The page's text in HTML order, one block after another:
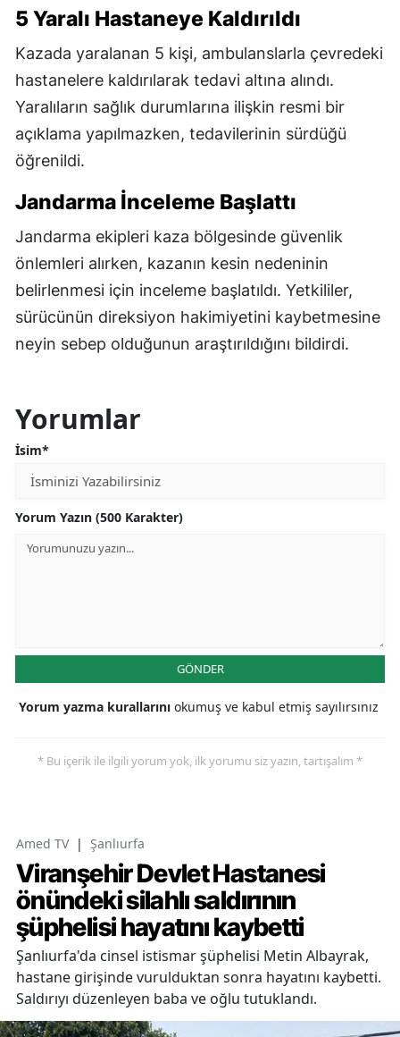
5 Yaralı Hastaneye Kaldırıldı
Kazada yaralanan 5 kişi, ambulanslarla çevredeki
hastanelere kaldırılarak tedavi altına alındı.
Yaralıların sağlık durumlarına ilişkin resmi bir
açıklama yapılmazken, tedavilerinin sürdüğü
öğrenildi.
Jandarma İnceleme Başlattı
Jandarma ekipleri kaza bölgesinde güvenlik
önlemleri alırken, kazanın kesin nedeninin
belirlenmesi için inceleme başlatıldı. Yetkililer,
sürücünün direksiyon hakimiyetini kaybetmesine
neyin sebep olduğunun araştırıldığını bildirdi.
Yorumlar
İsim*
Yorum Yazın (500 Karakter)
GÖNDER
Yorum yazma kurallarını okumuş ve kabul etmiş sayılırsınız
* Bu içerik ile ilgili yorum yok, ilk yorumu siz yazın, tartışalım *
Amed TV | Şanlıurfa
Viranşehir Devlet Hastanesi
önündeki silahlı saldırının
şüphelisi hayatını kaybetti
Şanlıurfa'da cinsel istismar şüphelisi Metin Albayrak,
hastane girişinde vurulduktan sonra hayatını kaybetti.
Saldırıyı düzenleyen baba ve oğlu tutuklandı.